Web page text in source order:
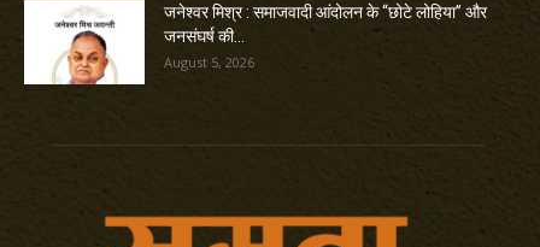
जनेश्वर मिश्र : समाजवादी आंदोलन के “छोटे लोहिया” और
जनसंघर्ष की...
August 5, 2026